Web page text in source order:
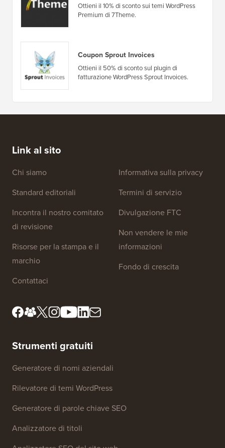
Ottieni il 10% di sconto sui temi WordPress
Premium di 7Theme.
Coupon Sprout Invoices
Ottieni il 50% di sconto sul plugin di
fatturazione WordPress Sprout Invoices.
Link al sito
Chi siamo
Standard editoriali
Incontra il nostro comitato
di revisione
Risorse per la stampa e il
marchio
Contattaci
Informativa sulla privacy
Termini di servizio
Divulgazione FTC
Non vendere le mie
informazioni
Fondo di crescita
Strumenti gratuiti
Generatore di nomi aziendali
Rilevatore di temi WordPress
Generatore di parole chiave SEO
Analizzatore di titoli